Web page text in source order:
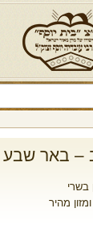
– באר שבע
בשרי
מהיר